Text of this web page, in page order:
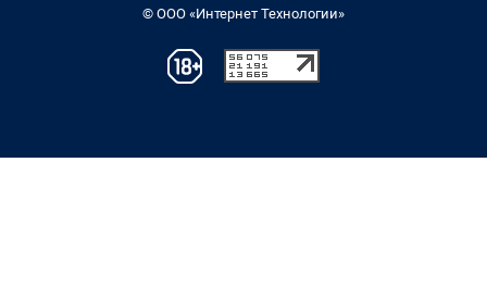
© ООО «Интернет Технологии»